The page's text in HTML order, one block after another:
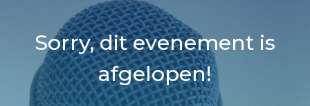
Sorry, dit evenement is
afgelopen!